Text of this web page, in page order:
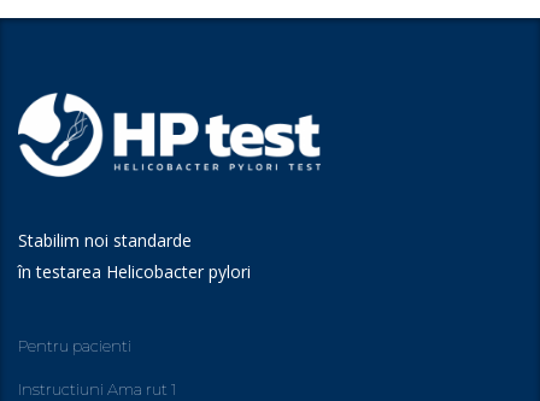
Stabilim noi standarde
în testarea Helicobacter pylori
Pentru pacienti
Instructiuni Ama rut 1